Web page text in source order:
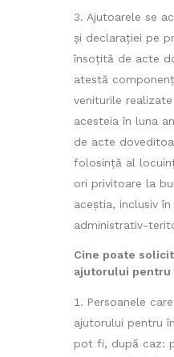
Ajutoarele se
şi declaraţiei pe
însoţită de acte
atestă
veniturile
acesteia în luna
de acte
folosinţă al
ori privitoare la
aceştia, inclusiv
administrativ-
Cine poate
ajutorului
Persoanele
ajutorului pentru
pot fi, după caz: